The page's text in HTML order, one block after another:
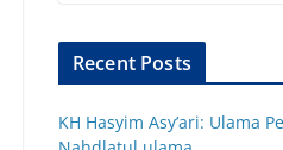
Recent Posts
KH Hasyim Asy’ari: Ulama